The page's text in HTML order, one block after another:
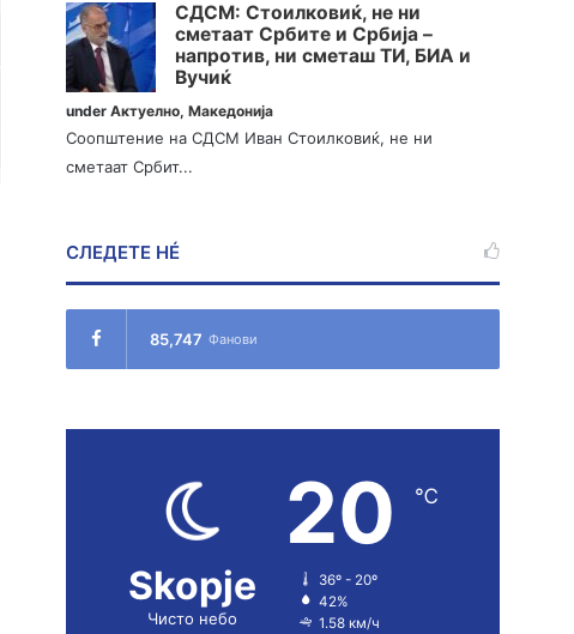
СДСМ: Стоилковиќ, не ни
сметаат Србите и Србија –
напротив, ни сметаш ТИ, БИА и
Вучиќ
underАктуелно,Македонија
Соопштение на СДСМ Иван Стоилковиќ, не ни
сметаат Србит...
СЛЕДЕТЕ НÉ
85,747 Фанови
Skopje
Чисто небо
20 ℃
36º - 20º
42%
1.58 км/ч